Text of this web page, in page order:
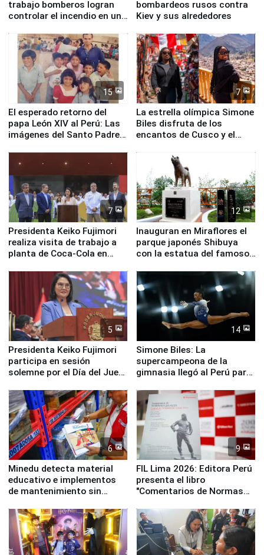
trabajo bomberos logran
controlar el incendio en una
de Chile
bombardeos rusos contra
Kiev y sus alrededores
15
El esperado retorno del
papa León XIV al Perú: Las
imágenes del Santo Padre
7
La estrella olímpica Simone
Biles disfruta de los
encantos de Cusco y el
7
Presidenta Keiko Fujimori
realiza visita de trabajo a
planta de Coca-Cola en
12
Inauguran en Miraflores el
parque japonés Shibuya
con la estatua del famoso
5
Presidenta Keiko Fujimori
participa en sesión
solemne por el Día del Juez
14
Simone Biles: La
supercampeona de la
gimnasia llegó al Perú para
Panamericanos Lima 2027
6
Minedu detecta material
educativo e implementos
de mantenimiento sin
la UGEL 2
9
FIL Lima 2026: Editora Perú
presenta el libro
"Comentarios de Normas
Derecho Colectivo"